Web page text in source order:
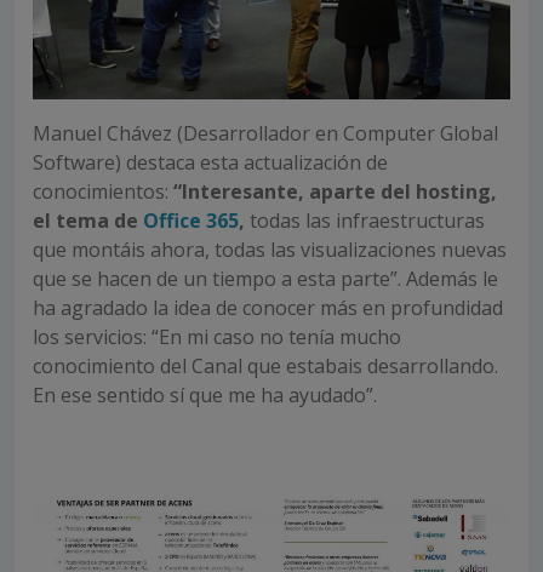
Manuel Chávez (Desarrollador en Computer Global
Software) destaca esta actualización de
conocimientos: “Interesante, aparte del hosting,
el tema de Office 365, todas las infraestructuras
que montáis ahora, todas las visualizaciones nuevas
que se hacen de un tiempo a esta parte”. Además le
ha agradado la idea de conocer más en profundidad
los servicios: “En mi caso no tenía mucho
conocimiento del Canal que estabais desarrollando.
En ese sentido sí que me ha ayudado”.